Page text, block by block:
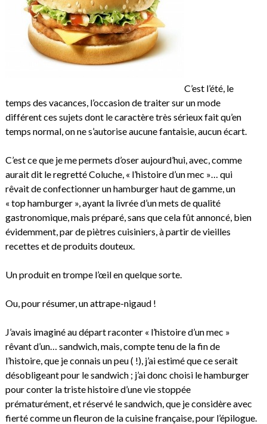
C’est l’été, le
temps des vacances, l’occasion de traiter sur un mode
différent ces sujets dont le caractère très sérieux fait qu’en
temps normal, on ne s’autorise aucune fantaisie, aucun écart.
C’est ce que je me permets d’oser aujourd’hui, avec, comme
aurait dit le regretté Coluche, « l’histoire d’un mec »… qui
rêvait de confectionner un hamburger haut de gamme, un
« top hamburger », ayant la livrée d’un mets de qualité
gastronomique, mais préparé, sans que cela fût annoncé, bien
évidemment, par de piètres cuisiniers, à partir de vieilles
recettes et de produits douteux.
Un produit en trompe l’œil en quelque sorte.
Ou, pour résumer, un attrape-nigaud !
J’avais imaginé au départ raconter « l’histoire d’un mec »
rêvant d’un… sandwich, mais, compte tenu de la fin de
l’histoire, que je connais un peu ( !), j’ai estimé que ce serait
désobligeant pour le sandwich ; j’ai donc choisi le hamburger
pour conter la triste histoire d’une vie stoppée
prématurément, et réservé le sandwich, que je considère avec
fierté comme un fleuron de la cuisine française, pour l’épilogue.